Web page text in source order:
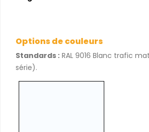
Options de couleurs
Standards : RAL 9016 Blanc trafic
série).